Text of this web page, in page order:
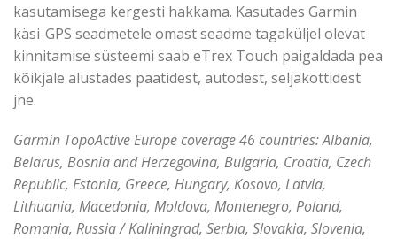
kasutamisega kergesti hakkama. Kasutades Garmin
käsi-GPS seadmetele omast seadme tagaküljel olevat
kinnitamise süsteemi saab eTrex Touch paigaldada pea
kõikjale alustades paatidest, autodest, seljakottidest
jne.
Garmin TopoActive Europe coverage 46 countries: Albania,
Belarus, Bosnia and Herzegovina, Bulgaria, Croatia, Czech
Republic, Estonia, Greece, Hungary, Kosovo, Latvia,
Lithuania, Macedonia, Moldova, Montenegro, Poland,
Romania, Russia / Kaliningrad, Serbia, Slovakia, Slovenia,